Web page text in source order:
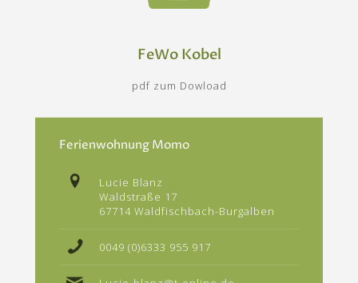
FeWo Kobel
pdf zum Dowload
Ferienwohnung Momo
Lucie Blanz
Waldstraße 17
67714 Waldfischbach-Burgalben
0049 (0)6333 955 917